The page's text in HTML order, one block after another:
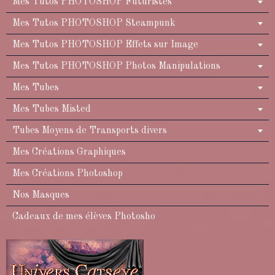
Mes Tutos PHOTOSHOP Steampunk
Mes Tutos PHOTOSHOP Effets sur Image
Mes Tutos PHOTOSHOP Photos Manipulations
Mes Tubes
Mes Tubes Misted
Tubes Moyens de Transports divers
Mes Créations Graphiques
Mes Créations Photoshop
Nos Masques
Cadeaux de mes élèves Photosho